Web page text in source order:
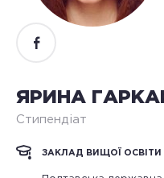
ЯРИНА
Стипендіат
ЗАКЛАД ВИЩОЇ ОСВІТИ